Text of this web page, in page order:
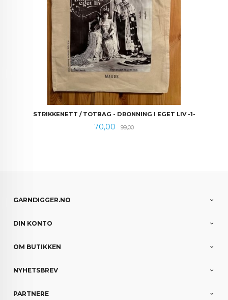
STRIKKENETT / TOTBAG - DRONNING I EGET LIV -1-
Tilbud
70,00 99,00Rabatt
GARNDIGGER.NO
DIN KONTO
OM BUTIKKEN
NYHETSBREV
PARTNERE